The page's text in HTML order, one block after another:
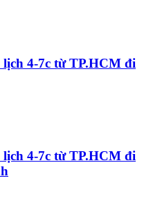
4-7c từ TP.HCM đi
4-7c từ TP.HCM đi